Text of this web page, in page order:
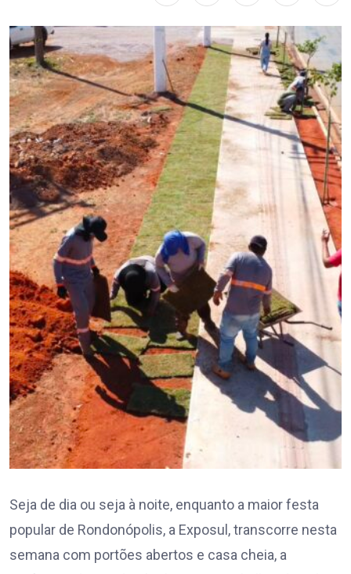
Seja de dia ou seja à noite, enquanto a maior festa
popular de Rondonópolis, a Exposul, transcorre nesta
semana com portões abertos e casa cheia, a